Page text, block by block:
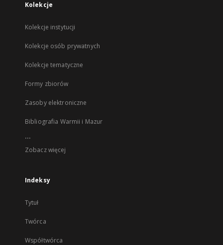
Kolekcje
Kolekcje instytucji
Kolekcje osób prywatnych
Kolekcje tematyczne
Formy zbiorów
Zasoby elektroniczne
Bibliografia Warmii i Mazur
...
Zobacz więcej
Indeksy
Tytuł
Twórca
Współtwórca